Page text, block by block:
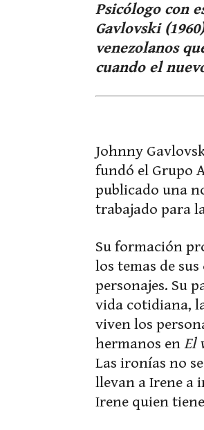
Psicólogo con
Gavlovski
venezolanos
cuando el
Johnny
fundó el Grupo
publicado una
trabajado para
Su formación
los temas de
personajes. Su
vida cotidiana,
viven los
hermanos en El
Las ironías no
llevan a Irene a
Irene quien